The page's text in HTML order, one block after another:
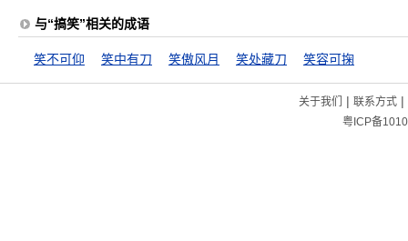
与“搞笑”相关的成语
笑不可仰 笑中有刀 笑傲风月 笑处藏刀 笑容可掬
关于我们 | 联系方式|
粤ICP备